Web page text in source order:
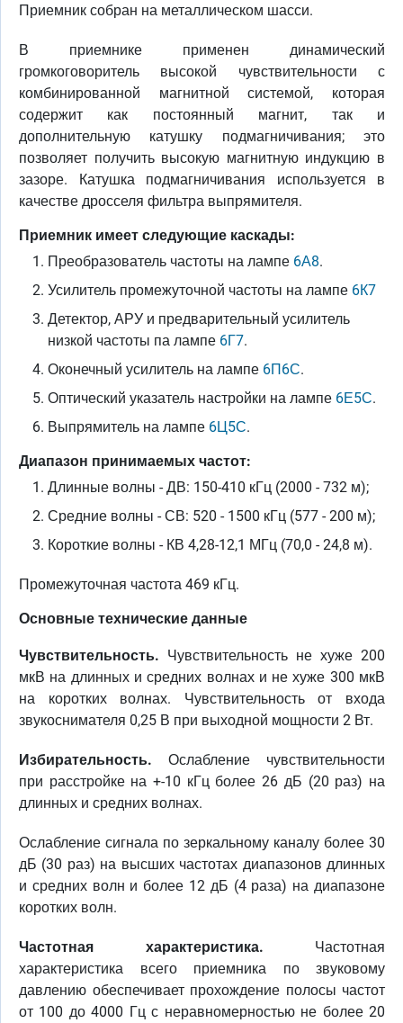
Приемник собран на металлическом шасси.
В приемнике применен динамический
громкоговоритель высокой чувствительности с
комбинированной магнитной системой, которая
содержит как постоянный магнит, так и
дополнительную катушку подмагничивания; это
позволяет получить высокую магнитную индукцию в
зазоре. Катушка подмагничивания используется в
качестве дросселя фильтра выпрямителя.
Приемник имеет следующие каскады:
Преобразователь частоты на лампе 6А8.
Усилитель промежуточной частоты на лампе 6К7
Детектор, АРУ и предварительный усилитель
низкой частоты па лампе 6Г7.
Оконечный усилитель на лампе 6П6С.
Оптический указатель настройки на лампе 6Е5С.
Выпрямитель на лампе 6Ц5С.
Диапазон принимаемых частот:
Длинные волны - ДВ: 150-410 кГц (2000 - 732 м);
Средние волны - СВ: 520 - 1500 кГц (577 - 200 м);
Короткие волны - КВ 4,28-12,1 МГц (70,0 - 24,8 м).
Промежуточная частота 469 кГц.
Основные технические данные
Чувствительность. Чувствительность не хуже 200
мкВ на длинных и средних волнах и не хуже 300 мкВ
на коротких волнах. Чувствительность от входа
звукоснимателя 0,25 В при выходной мощности 2 Вт.
Избирательность. Ослабление чувствительности
при расстройке на +-10 кГц более 26 дБ (20 раз) на
длинных и средних волнах.
Ослабление сигнала по зеркальному каналу более 30
дБ (30 раз) на высших частотах диапазонов длинных
и средних волн и более 12 дБ (4 раза) на диапазоне
коротких волн.
Частотная характеристика. Частотная
характеристика всего приемника по звуковому
давлению обеспечивает прохождение полосы частот
от 100 до 4000 Гц с неравномерностью не более 20